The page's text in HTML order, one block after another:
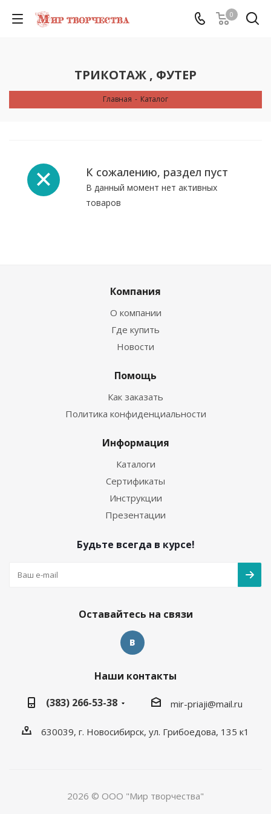
0
ТРИКОТАЖ , ФУТЕР
Главная - Каталог
К сожалению, раздел пуст
В данный момент нет активных
товаров
Компания
О компании
Где купить
Новости
Помощь
Как заказать
Политика конфиденциальности
Информация
Каталоги
Сертификаты
Инструкции
Презентации
Будьте всегда в курсе!
Оставайтесь на связи
Наши контакты
(383) 266-53-38
mir-priaji@mail.ru
630039, г. Новосибирск, ул. Грибоедова, 135 к1
2026 © ООО "Мир творчества"